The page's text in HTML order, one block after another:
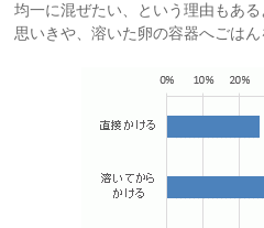
均一に混ぜたい、という理由もあ
思いきや、溶いた卵の容器へごは